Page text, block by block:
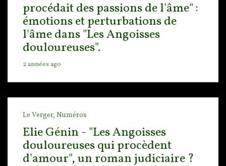
procédait des passions de l'âme" :
émotions et perturbations de
l'âme dans "Les Angoisses
douloureuses".
2 années ago
Le Verger, Numéros
Elie Génin - "Les Angoisses
douloureuses qui procèdent
d'amour", un roman judiciaire ?